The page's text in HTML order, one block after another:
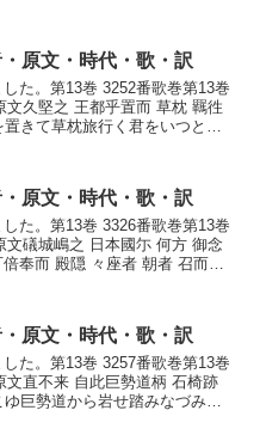
原文・時代・歌・訳
た。第13巻 3252番歌巻第13巻
文久堅之 王都乎置而 草枕 羈徃
きて草枕旅行く君をいつとか
原文・時代・歌・訳
た。第13巻 3326番歌巻第13巻
文礒城嶋之 日本國尓 何方 御念
奉而 殿隠 々座者 朝者 召而使
原文・時代・歌・訳
た。第13巻 3257番歌巻第13巻
文直不来 自此巨勢道柄 石椅跡
巨勢道から岩せ踏みなづみぞ